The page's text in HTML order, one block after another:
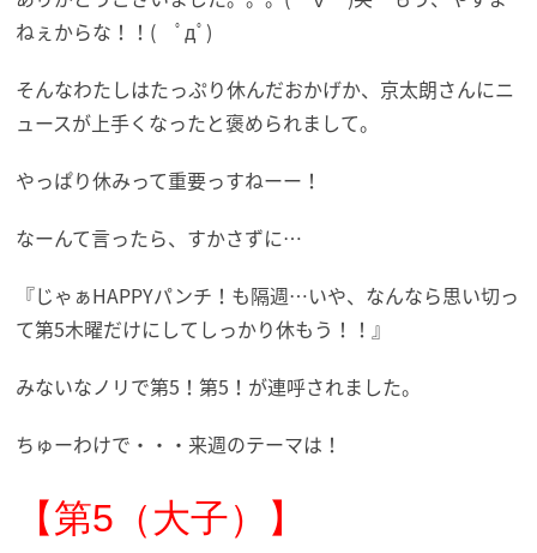
ねぇからな！！( ﾟдﾟ)
そんなわたしはたっぷり休んだおかげか、京太朗さんにニ
ュースが上手くなったと褒められまして。
やっぱり休みって重要っすねーー！
なーんて言ったら、すかさずに…
『じゃぁHAPPYパンチ！も隔週…いや、なんなら思い切っ
て第5木曜だけにしてしっかり休もう！！』
みないなノリで第5！第5！が連呼されました。
ちゅーわけで・・・来週のテーマは！
【第5（大子）】